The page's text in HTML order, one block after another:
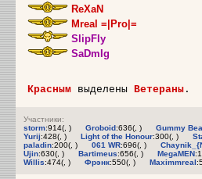
ReXaN
Mreal =|Pro|=
SlipFly
SaDmIg
Красным выделены Ветераны .
Участники:
stоrm:914(, ) Groboid:636(, ) Gummy
Yurij:428(, ) Light of the Honour:300(, )
paladin:200(, ) 061 WR:696(, )
Ujin:630(, ) Bartimeus:656(, ) MegaMEN
Willis:474(, ) Фрэнк:550(, ) Maximmreal